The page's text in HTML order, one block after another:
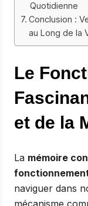
Quotidienne
Conclusion :
au Long de la
Le
et de la
La mémoire
naviguer dans